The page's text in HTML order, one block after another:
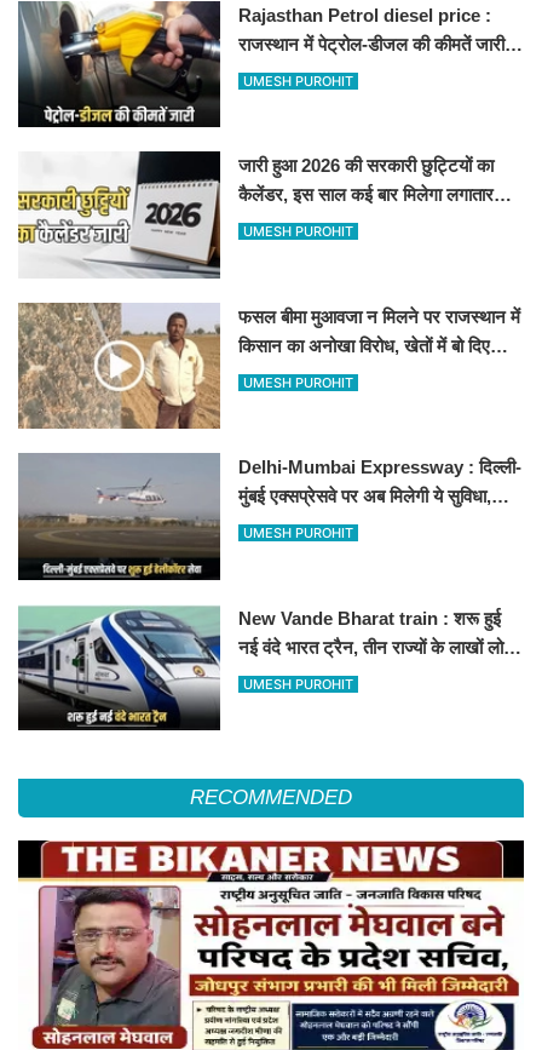
Rajasthan Petrol diesel price :
राजस्थान में पेट्रोल-डीजल की कीमतें जारी,
जानिए बीकानेर समेत पुरे प्रदेश में नए रेट
UMESH PUROHIT
जारी हुआ 2026 की सरकारी छुट्टियों का
कैलेंडर, इस साल कई बार मिलेगा लगातार
अवकाश, देखें
UMESH PUROHIT
फसल बीमा मुआवजा न मिलने पर राजस्थान में
किसान का अनोखा विरोध, खेतों में बो दिए
500-500 रुपए के नोट, वीडियो वायरल
UMESH PUROHIT
Delhi-Mumbai Expressway : दिल्ली-
मुंबई एक्सप्रेसवे पर अब मिलेगी ये सुविधा,
हेलीकॉप्टर सर्विस से तुरंत घायल पहुंचेगा
UMESH PUROHIT
New Vande Bharat train : शरू हुई
नई वंदे भारत ट्रैन, तीन राज्यों के लाखों लोगों
का सफर होगा आसान, देखें पूरा रूटमैप
UMESH PUROHIT
RECOMMENDED